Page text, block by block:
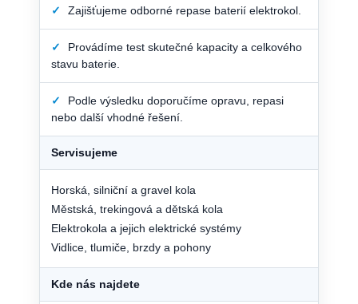
✓ Zajišťujeme odborné repase baterií elektrokol.
✓
Provádíme test skutečné kapacity a celkového
stavu baterie.
✓
Podle výsledku doporučíme opravu, repasi
nebo další vhodné řešení.
Servisujeme
Horská, silniční a gravel kola
Městská, trekingová a dětská kola
Elektrokola a jejich elektrické systémy
Vidlice, tlumiče, brzdy a pohony
Kde nás najdete